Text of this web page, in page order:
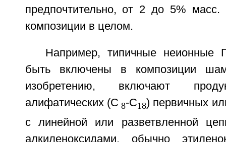
предпочтительно, от 2 до 5%
композиции в целом.
Например, типичные неионные
быть включены в композиции
изобретению, включают
алифатических (C 8-C18) первичных
с линейной или разветвленной
алкиленоксидами, обычно